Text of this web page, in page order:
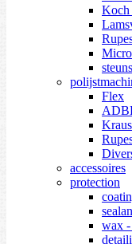
Koch
Flex
accessoires
protection
wax